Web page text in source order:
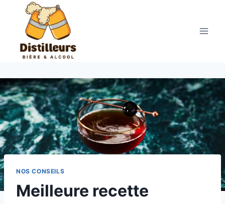
contenu
NOS CONSEILS
Meilleure recette